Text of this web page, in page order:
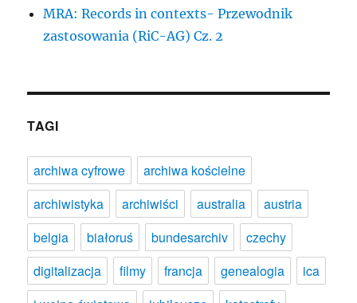
MRA: Records in contexts- Przewodnik
zastosowania (RiC-AG) Cz. 2
TAGI
archiwa cyfrowe
archiwa kościelne
archiwistyka
archiwiści australia
austria
belgia
białoruś bundesarchiv
czechy
digitalizacja
filmy francja genealogia
ica